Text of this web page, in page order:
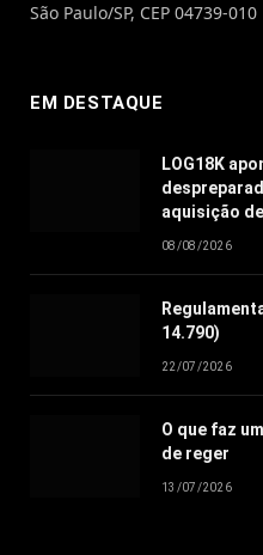
São Paulo/SP, CEP 04739-010
EM DESTAQUE
LOG18K
aquisição
08/08/2026
14.790)
22/07/2026
O que faz
de reger
13/07/2026